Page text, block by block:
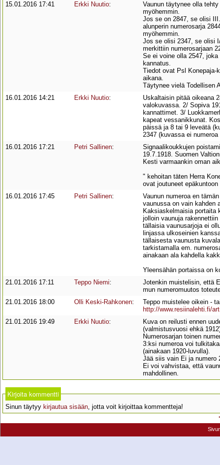
15.01.2016 17:41
Erkki Nuutio:
Vaunun täytynee olla
myöhemmin.
Jos se on 2847, se olisi
alunperin numerosarja
myöhemmin.
Jos se olisi 2347, se olisi
merkittiin numerosarjaan
Se ei voine olla 2547,
kannatus.
Tiedot ovat Psl Konepaja-
aikana.
Täytynee vielä Todellisen
16.01.2016 14:21
Erkki Nuutio:
Uskaltaisin pitää oikeana
valokuvassa. 2/ Sopiva
kannattimet. 3/
kapeat vessanikkunat.
päissä ja 8 tai 9 leveätä
2347 (kuvassa ei
16.01.2016 17:21
Petri Sallinen:
Signaalikoukkujen
19.7.1918. Suomen
Kesti varmaankin oman
" kehoitan täten Herra
ovat joutuneet
16.01.2016 17:45
Petri Sallinen:
Vaunun numeroa en
vaunussa on vain kahden
Kaksiaskelmaisia portaita
jolloin vaunuja
tällaisia vaunusarjoja ei
linjassa ulkoseinien
tällaisesta vaunusta
tarkistamalla em.
ainakaan ala kahdella
Yleensähän portaissa on
21.01.2016 17:11
Teppo Niemi:
Jotenkin muistelisin, että
mun numeromuutos
21.01.2016 18:00
Olli Keski-Rahkonen:
Teppo muistelee oikein -
http://www.resiinalehti.fi/
21.01.2016 19:49
Erkki Nuutio:
Kuva on reilusti ennen
(valmistusvuosi ehkä
Numerosarjan toinen
3:ksi numeroa voi
(ainakaan 1920-luvulla).
Jää siis vain Ei ja numero
Ei voi vahvistaa, että
mahdollinen.
Kirjoita kommentti
Sinun täytyy kirjautua sisään, jotta voit kirjoittaa kommentteja!